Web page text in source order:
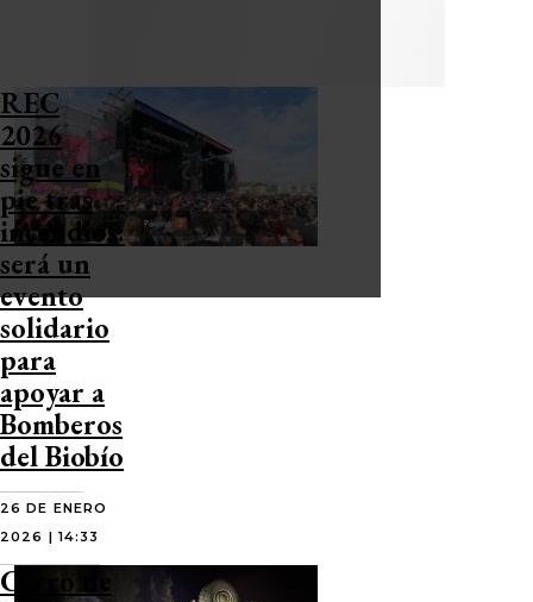
REC
2026
sigue en
pie tras
incendios:
será un
evento
solidario
para
apoyar a
Bomberos
del Biobío
26 DE ENERO
2026 | 14:33
Carro de